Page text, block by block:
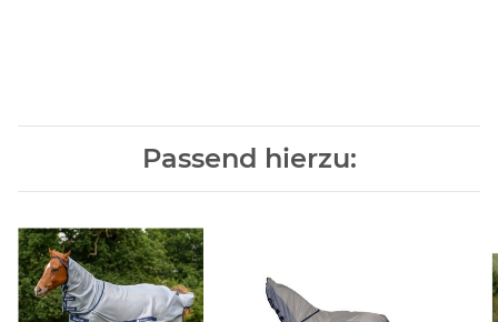
Passend hierzu: